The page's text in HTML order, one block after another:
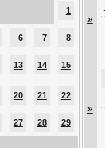
1
6 7 8
13 14 15
20 21 22
27 28 29
»
»